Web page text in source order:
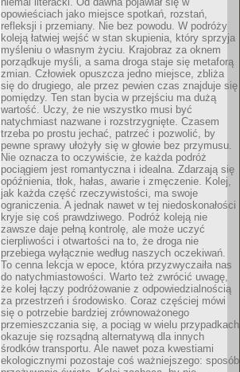
opowieściach jako miejsce spotkań, rozstań,
refleksji i przemiany. Nie bez powodu. W podróży
koleją łatwiej wejść w stan skupienia, który sprzyja
myśleniu o własnym życiu. Krajobraz za oknem
porządkuje myśli, a sama droga staje się metaforą
zmian. Człowiek opuszcza jedno miejsce, zbliża
się do drugiego, ale przez pewien czas znajduje się
pomiędzy. Ten stan bycia w przejściu ma dużą
wartość. Uczy, że nie wszystko musi być
natychmiast nazwane i rozstrzygnięte. Czasem
trzeba po prostu jechać, patrzeć i pozwolić, by
pewne sprawy ułożyły się w głowie bez przymusu.
Nie oznacza to oczywiście, że każda podróż
pociągiem jest romantyczna i idealna. Zdarzają się
opóźnienia, tłok, hałas, awarie i zmęczenie. Kolej,
jak każda część rzeczywistości, ma swoje
ograniczenia. A jednak nawet w tej niedoskonałości
kryje się coś prawdziwego. Podróż koleją nie
zawsze daje pełną kontrolę, ale może uczyć
cierpliwości i otwartości na to, że droga nie
przebiega wyłącznie według naszych oczekiwań.
To cenna lekcja w epoce, która przyzwyczaiła nas
do natychmiastowości. Warto też zwrócić uwagę,
że kolej łączy podróżowanie z odpowiedzialnością
za przestrzeń i środowisko. Coraz częściej mówi
się o potrzebie bardziej zrównoważonego
przemieszczania się, a pociąg w wielu przypadkach
okazuje się rozsądną alternatywą dla innych
środków transportu. Ale nawet poza kwestiami
ekologicznymi pozostaje coś ważniejszego: sposób